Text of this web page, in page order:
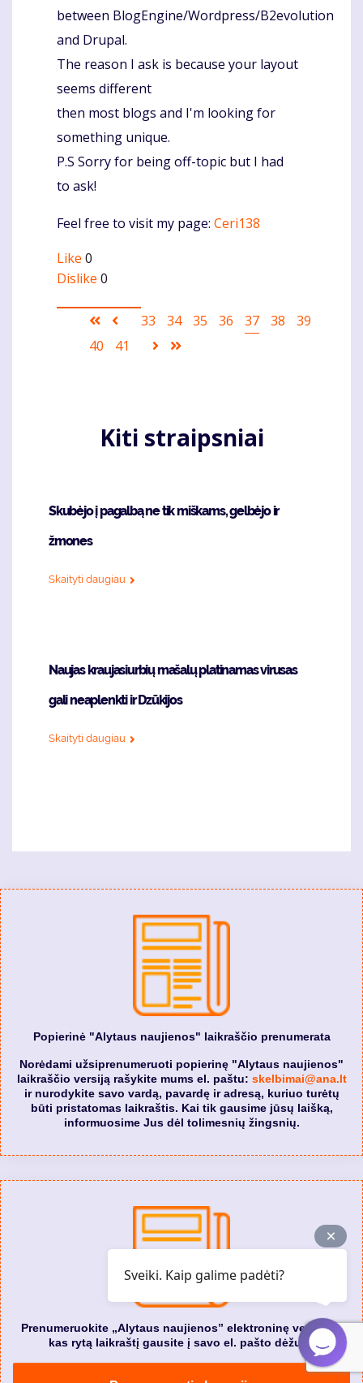
between BlogEngine/Wordpress/B2evolution
and Drupal.
The reason I ask is because your layout
seems different
then most blogs and I'm looking for
something unique.
P.S Sorry for being off-topic but I had
to ask!
Feel free to visit my page: Ceri138
Like 0
Dislike 0
Pagination
First
page
Ankstesnis
puslapis
Puslapis
33 Puslapis
34 Puslapis
35 Puslapis
36
Current
37 Puslapis
38 Puslapis
39
Puslapis
40 Puslapis
41
Sekantis
Kiti straipsniai
Skubėjo į pagalbą ne tik miškams, gelbėjo ir
žmones
Skaityti daugiau
Naujas kraujasiurbių mašalų platinamas virusas
gali neaplenkti ir Dzūkijos
Skaityti daugiau
Popierinė "Alytaus naujienos" laikraščio prenumerata
Norėdami užsiprenumeruoti popierinę "Alytaus naujienos"
laikraščio versiją rašykite mums el. paštu: skelbimai@ana.lt
ir nurodykite savo vardą, pavardę ir adresą, kuriuo turėtų
būti pristatomas laikraštis. Kai tik gausime jūsų laišką,
informuosime Jus dėl tolimesnių žingsnių.
Prenumeruokite „Alytaus naujienos” elektroninę versiją. Ir
kas rytą laikraštį gausite į savo el. pašto dėžutę.
Sveiki. Kaip galime padėti?